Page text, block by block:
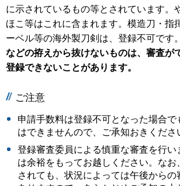
に示されているもの等とされています。
ほこ等はこれに含まれます。模造刀・指
ーベル等の海外製刀剣は、登録不可です
などの拵えから抜けないものは、審査が
登録できないことがあります。
ご注意
申請手数料は登録不可となった場合で
はできませんので、ご承知おきくださ
登録審査委員による慎重な審査を行い
は余裕をもってお越しください。なお
されても、状況によっては午後から